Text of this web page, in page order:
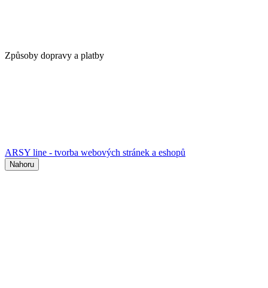
Způsoby dopravy a platby
ARSY line - tvorba webových stránek a eshopů
Nahoru